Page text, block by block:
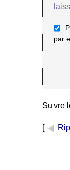
par
Suivre
[